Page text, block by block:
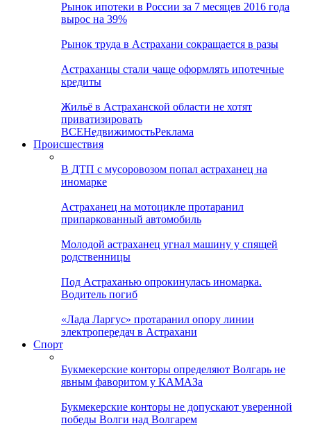
Рынок ипотеки в России за 7 месяцев 2016 года
вырос на 39%
Рынок труда в Астрахани сокращается в разы
Астраханцы стали чаще оформлять ипотечные
кредиты
Жильё в Астраханской области не хотят
приватизировать
ВСЕНедвижимостьРеклама
Происшествия
В ДТП с мусоровозом попал астраханец на
иномарке
Астраханец на мотоцикле протаранил
припаркованный автомобиль
Молодой астраханец угнал машину у спящей
родственницы
Под Астраханью опрокинулась иномарка.
Водитель погиб
«Лада Ларгус» протаранил опору линии
электропередач в Астрахани
Спорт
Букмекерские конторы определяют Волгарь не
явным фаворитом у КАМАЗа
Букмекерские конторы не допускают уверенной
победы Волги над Волгарем